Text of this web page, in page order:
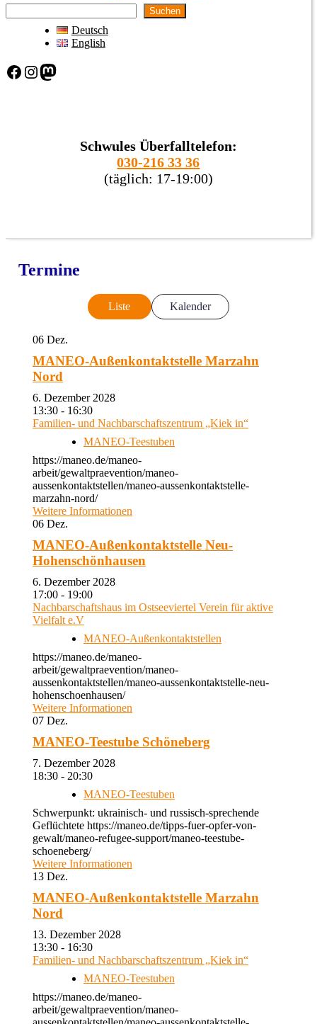
Suchen
Deutsch
English
Facebook Instagram Mastodon
Schwules Überfalltelefon:
030-216 33 36
(täglich: 17-19:00)
Termine
Liste Kalender
06 Dez.
MANEO-Außenkontaktstelle Marzahn
Nord
6. Dezember 2028
13:30 - 16:30
Familien- und Nachbarschaftszentrum „Kiek in“
MANEO-Teestuben
https://maneo.de/maneo-
arbeit/gewaltpraevention/maneo-
aussenkontaktstellen/maneo-aussenkontaktstelle-
marzahn-nord/
Weitere Informationen
06 Dez.
MANEO-Außenkontaktstelle Neu-
Hohenschönhausen
6. Dezember 2028
17:00 - 19:00
Nachbarschaftshaus im Ostseeviertel Verein für aktive
Vielfalt e.V
MANEO-Außenkontaktstellen
https://maneo.de/maneo-
arbeit/gewaltpraevention/maneo-
aussenkontaktstellen/maneo-aussenkontaktstelle-neu-
hohenschoenhausen/
Weitere Informationen
07 Dez.
MANEO-Teestube Schöneberg
7. Dezember 2028
18:30 - 20:30
MANEO-Teestuben
Schwerpunkt: ukrainisch- und russisch-sprechende
Geflüchtete https://maneo.de/tipps-fuer-opfer-von-
gewalt/maneo-refugee-support/maneo-teestube-
schoeneberg/
Weitere Informationen
13 Dez.
MANEO-Außenkontaktstelle Marzahn
Nord
13. Dezember 2028
13:30 - 16:30
Familien- und Nachbarschaftszentrum „Kiek in“
MANEO-Teestuben
https://maneo.de/maneo-
arbeit/gewaltpraevention/maneo-